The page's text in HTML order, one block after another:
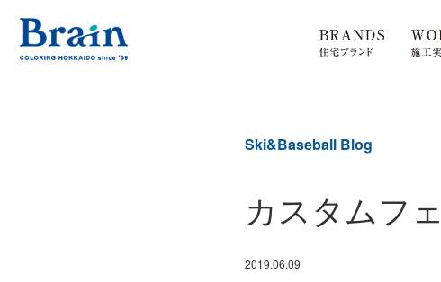
Ski&Baseball Blog
カスタムフ
2019.06.09